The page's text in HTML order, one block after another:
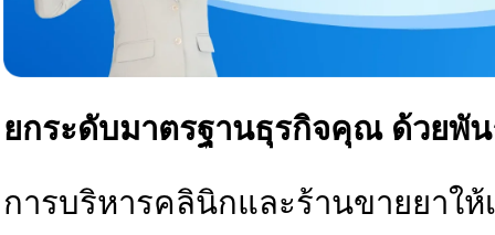
ยกระดับมาตรฐานธุรกิจคุณ ด้วยพั
การบริหารคลินิกและร้านขายยาใ